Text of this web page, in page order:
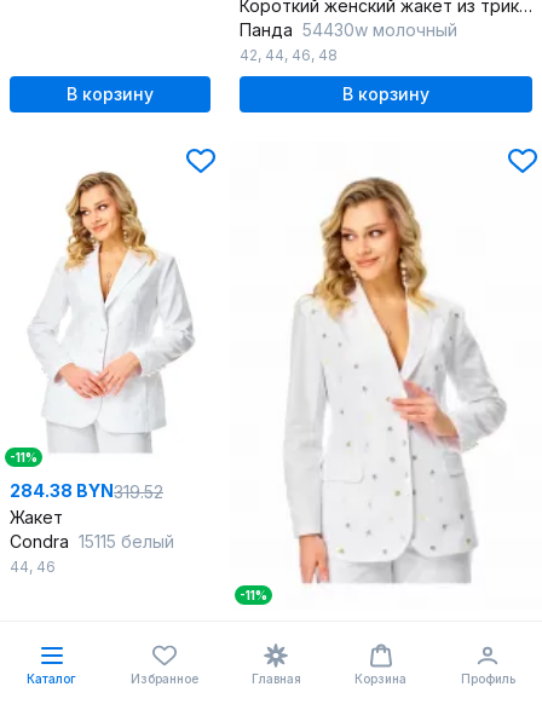
В корзину
Короткий женский жакет из трикотажа с английским воротником
Панда 54430w молочный
42, 44, 46, 48
В корзину
-11%
284.38 BYN319.52
Жакет
Condra 15115 белый
44, 46
-11%
Жакет
Condra
15114 белый
Каталог Избранное Главная Корзина Профиль